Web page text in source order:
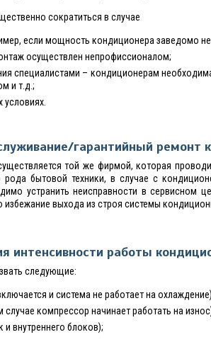
сократиться в случае
если мощность кондиционера заведомо
осуществлен непрофиссионалом;
специалистами – кондиционерам
и т.д.;
гарантийный ремонт
той же фирмой, которая
рода бытовой техники, в случае с
устранить неисправности в сервисном
выхода из строя системы
интенсивности работы
следующие:
и система не работает на
компрессор начинает работать на
и внутреннего блоков);